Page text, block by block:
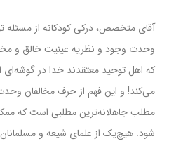
آقای متخصص، درکی کودکانه از مسئله
وحدت وجود و نظریه عینیت خالق و
که اهل توحید معتقدند خدا در گوشه‌ای
می‌کند! و این فهم از حرف مخالفان
مطلب جاهلانه‌ترین مطلبی است که
شود. هیچ‌یک از علمای شیعه و